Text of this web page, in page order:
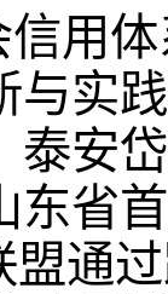
用
与实
泰安
东省
盟通